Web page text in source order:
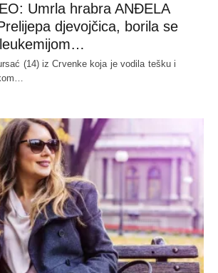
Umrla hrabra ANĐELA
djevojčica, borila se
(14) iz Crvenke koja je vodila tešku i